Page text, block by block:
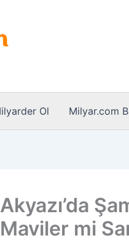
Ol Milyar.com
Akyazı’da
Maviler mi